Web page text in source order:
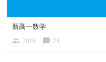
新高一数学
2018
24